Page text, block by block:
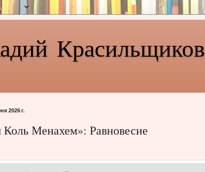
Красильщиков
2026 г.
Менахем»: Равновесие